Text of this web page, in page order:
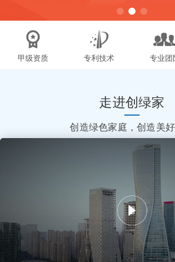
甲级资质 专利技术 专业团
走进创绿家
创造绿色家庭，创造美